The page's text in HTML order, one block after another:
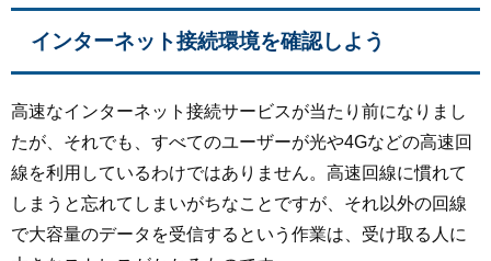
インターネット接続環境を確認しよう
高速なインターネット接続サービスが当たり前になりまし
たが、それでも、すべてのユーザーが光や4Gなどの高速回
線を利用しているわけではありません。高速回線に慣れて
しまうと忘れてしまいがちなことですが、それ以外の回線
で大容量のデータを受信するという作業は、受け取る人に